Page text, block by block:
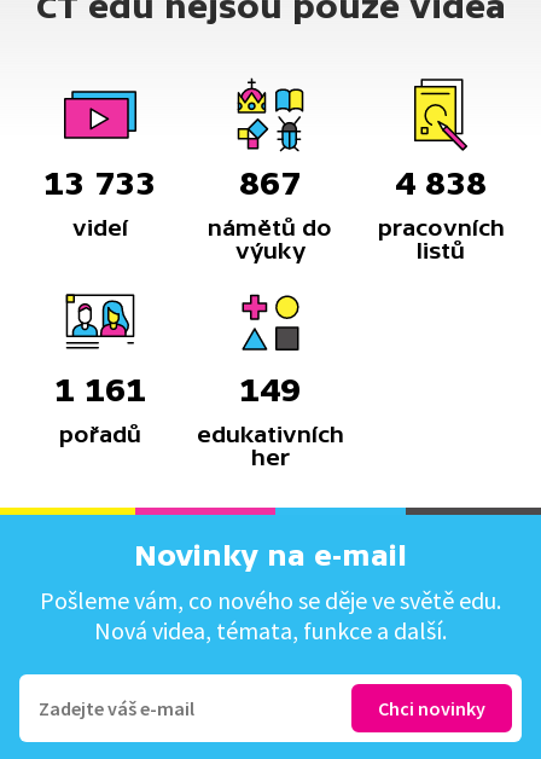
13 733
videí
867
námětů do
výuky
4 838
pracovních
listů
1 161
pořadů
149
edukativních
her
Novinky na e-mail
Pošleme vám, co nového se děje ve světě edu.
Nová videa, témata, funkce a další.